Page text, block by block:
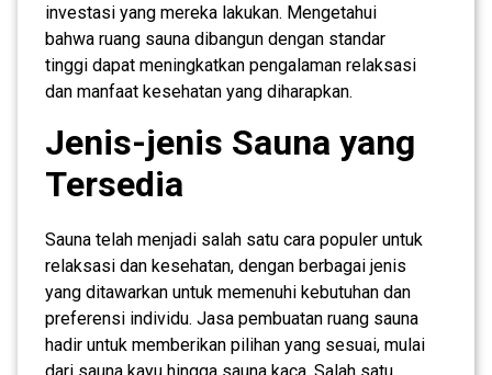
investasi yang mereka lakukan. Mengetahui
bahwa ruang sauna dibangun dengan standar
tinggi dapat meningkatkan pengalaman relaksasi
dan manfaat kesehatan yang diharapkan.
Jenis-jenis Sauna yang
Tersedia
Sauna telah menjadi salah satu cara populer untuk
relaksasi dan kesehatan, dengan berbagai jenis
yang ditawarkan untuk memenuhi kebutuhan dan
preferensi individu. Jasa pembuatan ruang sauna
hadir untuk memberikan pilihan yang sesuai, mulai
dari sauna kayu hingga sauna kaca. Salah satu